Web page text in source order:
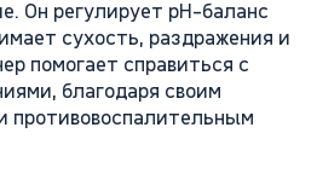
Он регулирует pH-баланс
сухость, раздражения и
помогает справиться с
благодаря своим
противовоспалительным